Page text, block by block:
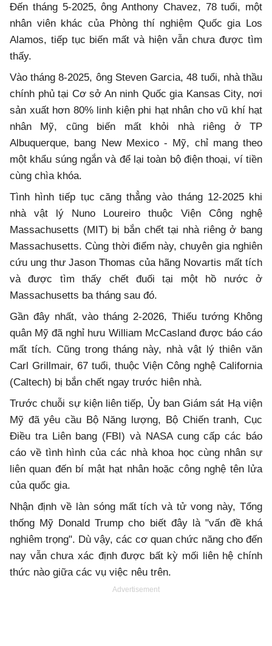
Đến tháng 5-2025, ông Anthony Chavez, 78 tuổi, một
nhân viên khác của Phòng thí nghiệm Quốc gia Los
Alamos, tiếp tục biến mất và hiện vẫn chưa được tìm
thấy.
Vào tháng 8-2025, ông Steven Garcia, 48 tuổi, nhà thầu
chính phủ tại Cơ sở An ninh Quốc gia Kansas City, nơi
sản xuất hơn 80% linh kiện phi hạt nhân cho vũ khí hạt
nhân Mỹ, cũng biến mất khỏi nhà riêng ở TP
Albuquerque, bang New Mexico - Mỹ, chỉ mang theo
một khẩu súng ngắn và để lại toàn bộ điện thoại, ví tiền
cùng chìa khóa.
Tình hình tiếp tục căng thẳng vào tháng 12-2025 khi
nhà vật lý Nuno Loureiro thuộc Viện Công nghệ
Massachusetts (MIT) bị bắn chết tại nhà riêng ở bang
Massachusetts. Cùng thời điểm này, chuyên gia nghiên
cứu ung thư Jason Thomas của hãng Novartis mất tích
và được tìm thấy chết đuối tại một hồ nước ở
Massachusetts ba tháng sau đó.
Gần đây nhất, vào tháng 2-2026, Thiếu tướng Không
quân Mỹ đã nghỉ hưu William McCasland được báo cáo
mất tích. Cũng trong tháng này, nhà vật lý thiên văn
Carl Grillmair, 67 tuổi, thuộc Viện Công nghệ California
(Caltech) bị bắn chết ngay trước hiên nhà.
Trước chuỗi sự kiện liên tiếp, Ủy ban Giám sát Hạ viện
Mỹ đã yêu cầu Bộ Năng lượng, Bộ Chiến tranh, Cục
Điều tra Liên bang (FBI) và NASA cung cấp các báo
cáo về tình hình của các nhà khoa học cùng nhân sự
liên quan đến bí mật hạt nhân hoặc công nghệ tên lửa
của quốc gia.
Nhận định về làn sóng mất tích và tử vong này, Tổng
thống Mỹ Donald Trump cho biết đây là "vấn đề khá
nghiêm trọng". Dù vậy, các cơ quan chức năng cho đến
nay vẫn chưa xác định được bất kỳ mối liên hệ chính
thức nào giữa các vụ việc nêu trên.
Advertisement